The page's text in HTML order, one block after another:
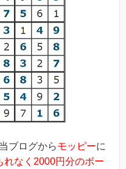
ブログからモッピーに
れなく2000円分のボー